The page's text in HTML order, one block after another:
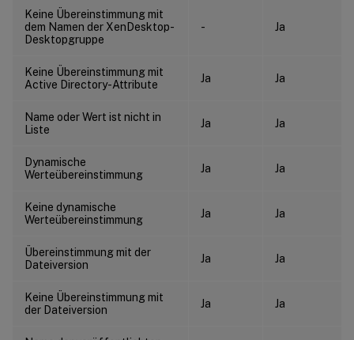
Keine Übereinstimmung mit
dem Namen der XenDesktop-
Desktopgruppe
- Ja
Keine Übereinstimmung mit
Active Directory-Attribute
Ja Ja
Name oder Wert ist nicht in
Liste
Ja Ja
Dynamische
Werteübereinstimmung
Ja Ja
Keine dynamische
Werteübereinstimmung
Ja Ja
Übereinstimmung mit der
Dateiversion
Ja Ja
Keine Übereinstimmung mit
der Dateiversion
Ja Ja